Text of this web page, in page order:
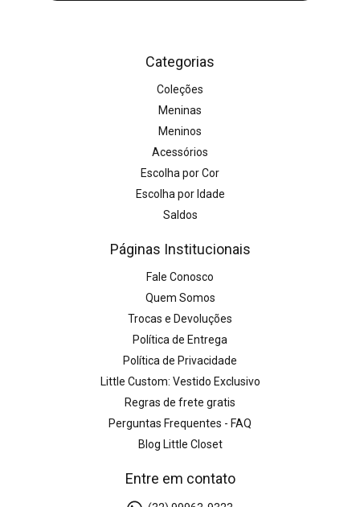
Categorias
Coleções
Meninas
Meninos
Acessórios
Escolha por Cor
Escolha por Idade
Saldos
Páginas Institucionais
Fale Conosco
Quem Somos
Trocas e Devoluções
Política de Entrega
Política de Privacidade
Little Custom: Vestido Exclusivo
Regras de frete gratis
Perguntas Frequentes - FAQ
Blog Little Closet
Entre em contato